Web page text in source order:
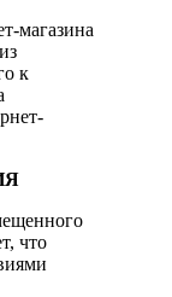
магазина
к
что